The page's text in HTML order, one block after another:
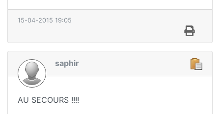
15-04-2015 19:05
saphir
AU SECOURS !!!!